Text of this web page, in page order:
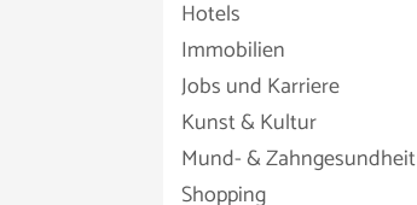
Hotels
Immobilien
Jobs und Karriere
Kunst & Kultur
Mund- & Zahngesundheit
Shopping